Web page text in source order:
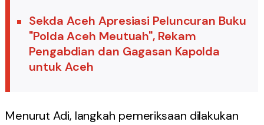
Sekda Aceh Apresiasi Peluncuran Buku
"Polda Aceh Meutuah", Rekam
Pengabdian dan Gagasan Kapolda
untuk Aceh
Menurut Adi, langkah pemeriksaan dilakukan